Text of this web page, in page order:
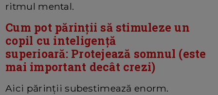
ritmul mental.
Cum pot părinții să stimuleze un
copil cu inteligență
superioară: Protejează somnul (este
mai important decât crezi)
Aici părinții subestimează enorm.